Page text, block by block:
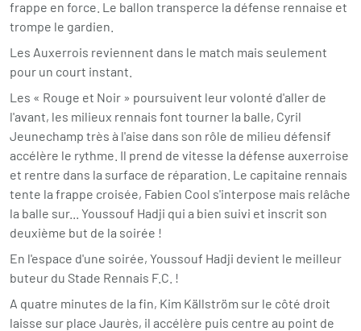
frappe en force. Le ballon transperce la défense rennaise et
trompe le gardien.
Les Auxerrois reviennent dans le match mais seulement
pour un court instant.
Les « Rouge et Noir » poursuivent leur volonté d'aller de
l'avant, les milieux rennais font tourner la balle, Cyril
Jeunechamp très à l'aise dans son rôle de milieu défensif
accélère le rythme. Il prend de vitesse la défense auxerroise
et rentre dans la surface de réparation. Le capitaine rennais
tente la frappe croisée, Fabien Cool s'interpose mais relâche
la balle sur... Youssouf Hadji qui a bien suivi et inscrit son
deuxième but de la soirée !
En l'espace d'une soirée, Youssouf Hadji devient le meilleur
buteur du Stade Rennais F.C. !
A quatre minutes de la fin, Kim Källström sur le côté droit
laisse sur place Jaurès, il accélère puis centre au point de